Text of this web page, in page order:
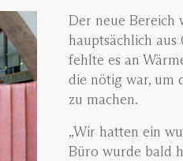
Der neue Bereich
hauptsächlich
fehlte es an
die nötig war, um
zu machen.
„Wir hatten ein
Büro wurde bald